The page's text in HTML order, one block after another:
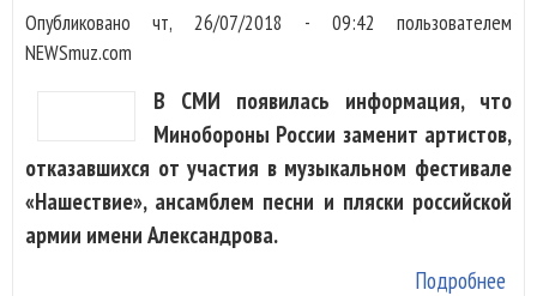
Опубликованочт, 26/07/2018 - 09:42 пользователем
NEWSmuz.com
В СМИ появилась информация, что
Минобороны России заменит артистов,
отказавшихся от участия в музыкальном фестивале
«Нашествие», ансамблем песни и пляски российской
армии имени Александрова.
Подробнее